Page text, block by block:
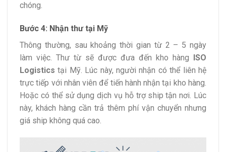
chóng.
Bước 4: Nhận thư tại Mỹ
Thông thường, sau khoảng thời gian từ 2 – 5 ngày
làm việc. Thư từ sẽ được đưa đến kho hàng ISO
Logistics tại Mỹ. Lúc này, người nhận có thể liên hệ
trực tiếp với nhân viên để tiến hành nhận tại kho hàng.
Hoặc có thể sử dụng dịch vụ hỗ trợ ship tận nơi. Lúc
này, khách hàng cần trả thêm phí vận chuyển nhưng
giá ship không quá cao.